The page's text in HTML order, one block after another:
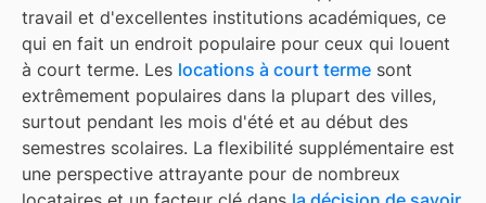
travail et d'excellentes institutions académiques, ce
qui en fait un endroit populaire pour ceux qui louent
à court terme. Les locations à court terme sont
extrêmement populaires dans la plupart des villes,
surtout pendant les mois d'été et au début des
semestres scolaires. La flexibilité supplémentaire est
une perspective attrayante pour de nombreux